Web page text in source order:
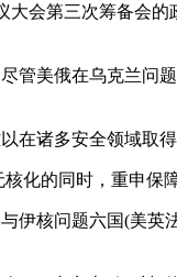
三次筹备会的政
尽管美俄在乌克兰
在诸多安全领域取
的同时，重申保
核问题六国(美英法